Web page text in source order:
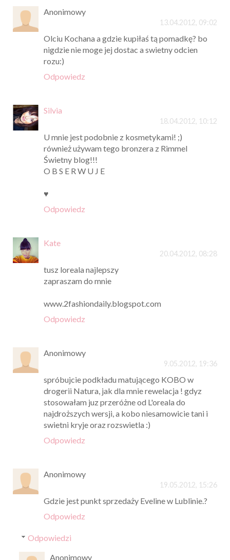
Anonimowy
13.04.2012, 09:02
Olciu Kochana a gdzie kupiłaś tą pomadkę? bo
nigdzie nie moge jej dostac a swietny odcien
rozu:)
Odpowiedz
Silvia
18.04.2012, 10:12
U mnie jest podobnie z kosmetykami! ;)
również używam tego bronzera z Rimmel
Świetny blog!!!
O B S E R W U J E
♥
Odpowiedz
Kate
20.04.2012, 08:28
tusz loreala najlepszy
zapraszam do mnie
www.2fashiondaily.blogspot.com
Odpowiedz
Anonimowy
9.05.2012, 19:36
spróbujcie podkładu matującego KOBO w
drogerii Natura, jak dla mnie rewelacja ! gdyz
stosowałam juz przeróżne od L'oreala do
najdroższych wersji, a kobo niesamowicie tani i
swietni kryje oraz rozswietla :)
Odpowiedz
Anonimowy
19.05.2012, 15:26
Gdzie jest punkt sprzedaży Eveline w Lublinie.?
Odpowiedz
Odpowiedzi
Anonimowy